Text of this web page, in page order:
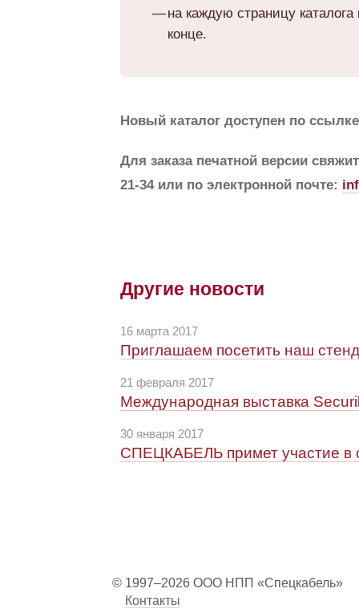
на каждую страницу
конце.
Новый каталог доступен по ссылке
Для заказа печатной версии
21-34 или по электронной почте:
Другие новости
16 марта 2017
Приглашаем посетить наш
21 февраля 2017
Международная выставка
30 января 2017
СПЕЦКАБЕЛЬ примет участие в
© 1997–2026 ООО НПП «Спецкабель»
Контакты